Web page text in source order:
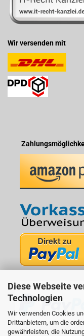
Diese Webseite
Technologien
Wir verwenden Cookies
Drittanbietern, um die
gewährleisten, die
Wir versenden mit